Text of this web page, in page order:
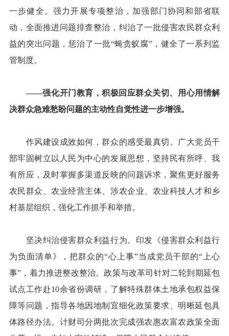
一步健全。强力开展专项整治，加强部门协同和部省联
动，全面推进问题排查整治，纠治了一批侵害农民群众利
益的突出问题，惩治了一批“蝇贪蚁腐”，健全了一系列监
管制度。
——强化开门教育，积极回应群众关切、用心用情解
决群众急难愁盼问题的主动性自觉性进一步增强。
作风建设成效如何，群众的感受最真切。广大党员干
部牢固树立以人民为中心的发展思想，坚持民有所呼、我
有所应，及时掌握多渠道反映的问题诉求，聚焦更好服务
农民群众、农业经营主体、涉农企业、农业科技人才和乡
村基层组织，强化工作抓手和举措。
坚决纠治侵害群众利益行为。印发《侵害群众利益行
为负面清单》，把群众的“心上事”当成党员干部的“上心
事”，着力推进整改整治。政策与改革司针对二轮到期延包
试点工作赴10余省份调研，了解特殊群体土地承包权益保
障等问题，指导各地因地制宜细化政策要求、明晰延包具
体路径办法。计财司分两批次完成强农惠农富农政策全面